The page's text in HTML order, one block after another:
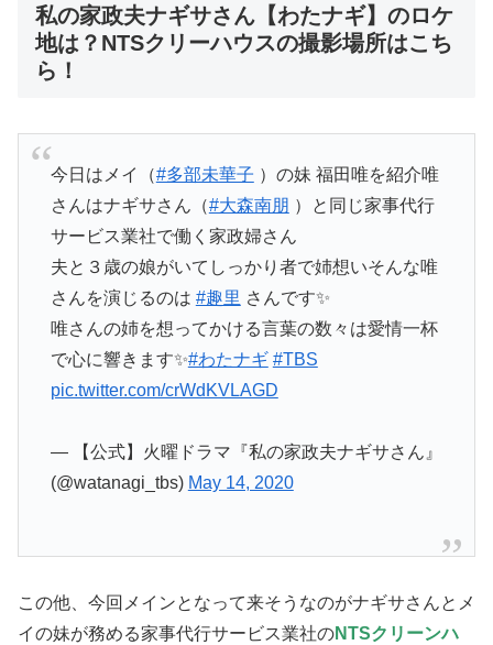
私の家政夫ナギサさん【わたナギ】のロケ
地は？NTSクリーハウスの撮影場所はこち
ら！
今日はメイ（#多部未華子 ）の妹 福田唯を紹介唯
さんはナギサさん（#大森南朋 ）と同じ家事代行
サービス業社で働く家政婦さん
夫と３歳の娘がいてしっかり者で姉想いそんな唯
さんを演じるのは #趣里 さんです✨
唯さんの姉を想ってかける言葉の数々は愛情一杯
で心に響きます✨#わたナギ #TBS
pic.twitter.com/crWdKVLAGD
— 【公式】火曜ドラマ『私の家政夫ナギサさん』
(@watanagi_tbs) May 14, 2020
この他、今回メインとなって来そうなのがナギサさんとメ
イの妹が務める家事代行サービス業社のNTSクリーンハ